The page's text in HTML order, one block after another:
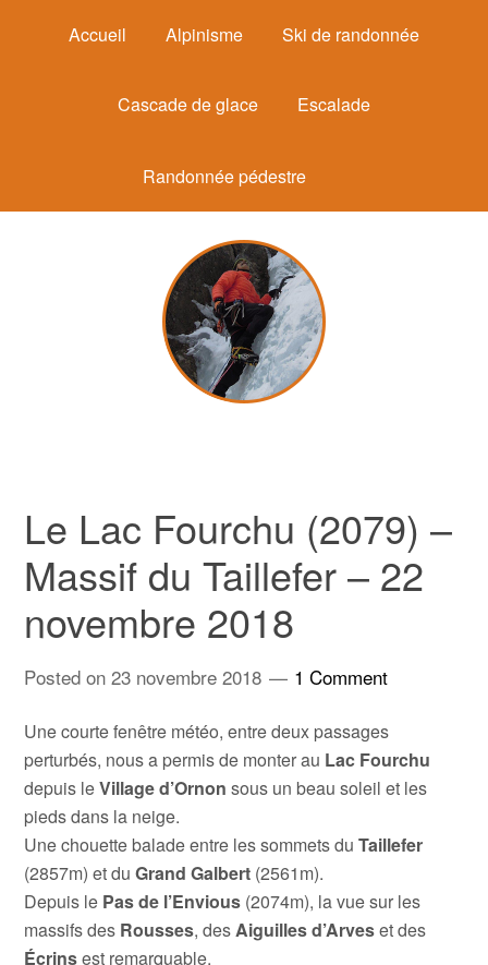
Accueil Alpinisme Ski de randonnée
Cascade de glace Escalade
Randonnée pédestre
Le Lac Fourchu (2079) –
Massif du Taillefer – 22
novembre 2018
Posted on23 novembre 2018 1 Comment
Une courte fenêtre météo, entre deux passages
perturbés, nous a permis de monter au Lac Fourchu
depuis leVillage d’Ornon sous un beau soleil et les
pieds dans la neige.
Une chouette balade entre les sommets duTaillefer
(2857m) et duGrand Galbert (2561m).
Depuis le Pas de l’Envious (2074m), la vue sur les
massifs des Rousses, desAiguilles d’Arveset des
Écrinsest remarquable.